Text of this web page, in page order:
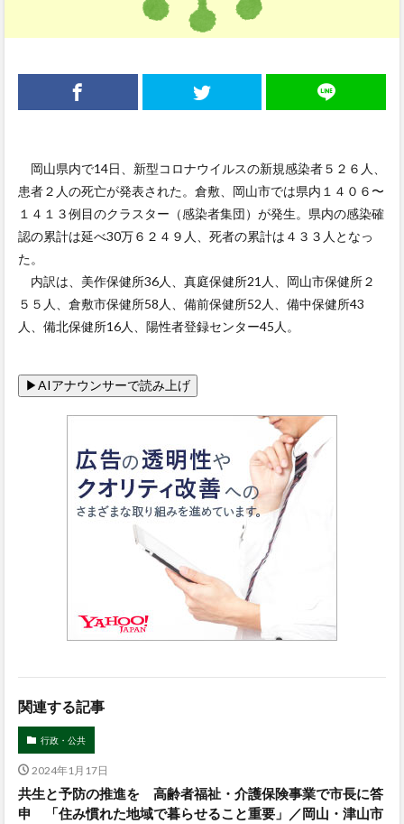
岡山県内で14日、新型コロナウイルスの新規感染者５２６人、
患者２人の死亡が発表された。倉敷、岡山市では県内１４０６〜
１４１３例目のクラスター（感染者集団）が発生。県内の感染確
認の累計は延べ30万６２４９人、死者の累計は４３３人となっ
た。
内訳は、美作保健所36人、真庭保健所21人、岡山市保健所２
５５人、倉敷市保健所58人、備前保健所52人、備中保健所43
人、備北保健所16人、陽性者登録センター45人。
関連する記事
行政・公共
2024年1月17日
共生と予防の推進を 高齢者福祉・介護保険事業で市長に答
申 「住み慣れた地域で暮らせること重要」／岡山・津山市